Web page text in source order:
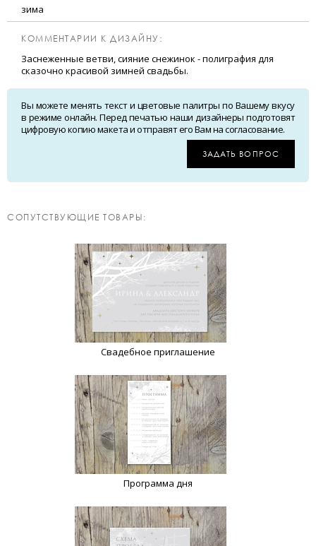
зима
КОММЕНТАРИИ К ДИЗАЙНУ:
Заснеженные ветви, сияние снежинок - полиграфия для
сказочно красивой зимней свадьбы.
Вы можете менять текст и цветовые палитры по Вашему вкусу
в режиме онлайн. Перед печатью наши дизайнеры подготовят
цифровую копию макета и отправят его Вам на согласование.
ЗАДАТЬ ВОПРОС
CОПУТСТВУЮЩИЕ ТОВАРЫ:
Свадебное приглашение
Программа дня